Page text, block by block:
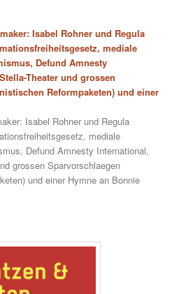
Isabel Rohner und Regula
mediale
Defund Amnesty
Theater und grossen
Reformpaketen) und einer
Isabel Rohner und Regula
mediale
Defund Amnesty International,
grossen Sparvorschlaegen
und einer Hymne an Bonnie